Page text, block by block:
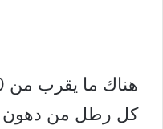
كل رطل من دهون